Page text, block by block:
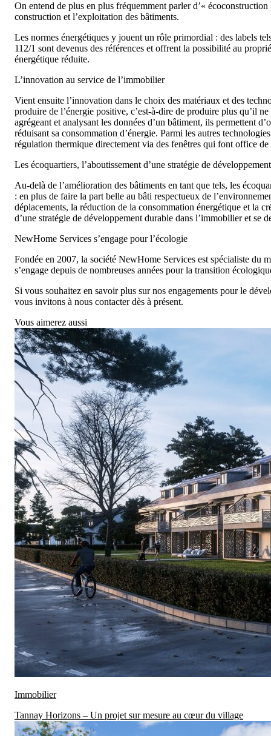
On entend de plus en plus fréquemment parler d’«
construction et l’exploitation des bâtiments.
Les normes énergétiques y jouent un rôle primordial : des
112/1 sont devenus des références et offrent la possibilité au
énergétique réduite.
L’innovation au service de l’immobilier
Vient ensuite l’innovation dans le choix des matériaux et des
produire de l’énergie positive, c’est-à-dire de produire plus qu’il
agrégeant et analysant les données d’un bâtiment, ils permettent
réduisant sa consommation d’énergie. Parmi les autres
régulation thermique directement via des fenêtres qui font office
Les écoquartiers, l’aboutissement d’une stratégie de
Au-delà de l’amélioration des bâtiments en tant que tels, les
: en plus de faire la part belle au bâti respectueux de
déplacements, la réduction de la consommation énergétique et la
d’une stratégie de développement durable dans l’immobilier et
NewHome Services s’engage pour l’écologie
Fondée en 2007, la société NewHome Services est spécialiste du
s’engage depuis de nombreuses années pour la transition
Si vous souhaitez en savoir plus sur nos engagements pour le
vous invitons à nous contacter dès à présent.
Vous aimerez aussi
Immobilier
Tannay Horizons – Un projet sur mesure au cœur du village